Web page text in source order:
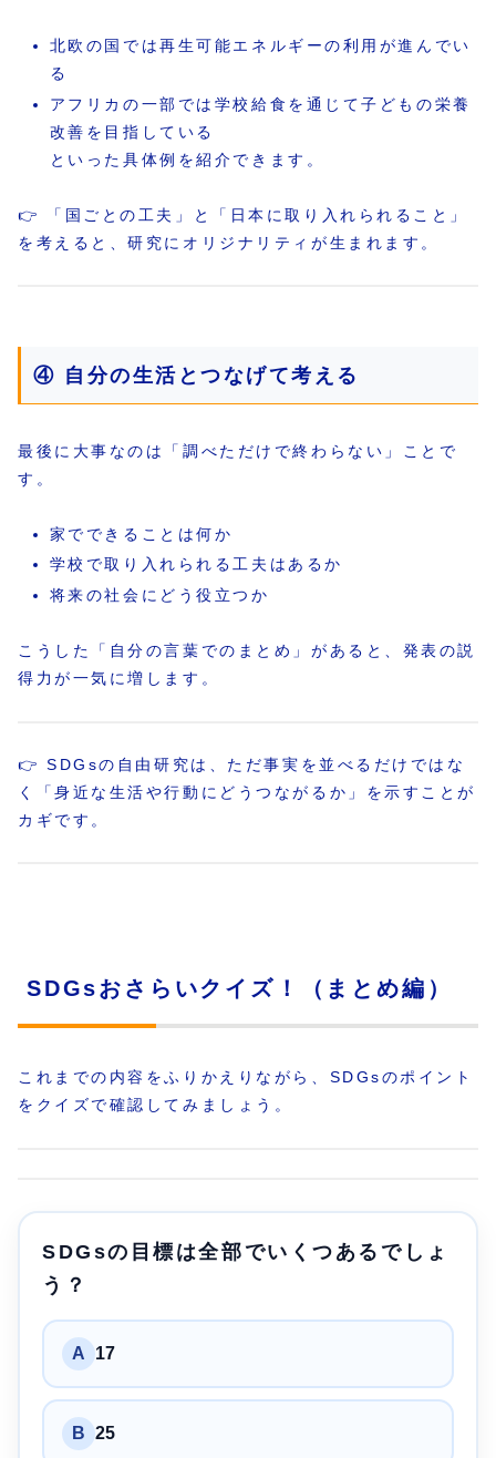
北欧の国では再生可能エネルギーの利用が進んでい
る
アフリカの一部では学校給食を通じて子どもの栄養
改善を目指している
といった具体例を紹介できます。
👉 「国ごとの工夫」と「日本に取り入れられること」
を考えると、研究にオリジナリティが生まれます。
④ 自分の生活とつなげて考える
最後に大事なのは「調べただけで終わらない」ことで
す。
家でできることは何か
学校で取り入れられる工夫はあるか
将来の社会にどう役立つか
こうした「自分の言葉でのまとめ」があると、発表の説
得力が一気に増します。
👉 SDGsの自由研究は、ただ事実を並べるだけではな
く「身近な生活や行動にどうつながるか」を示すことが
カギです。
SDGsおさらいクイズ！（まとめ編）
これまでの内容をふりかえりながら、SDGsのポイント
をクイズで確認してみましょう。
SDGsの目標は全部でいくつあるでしょ
う？
A 17
B 25